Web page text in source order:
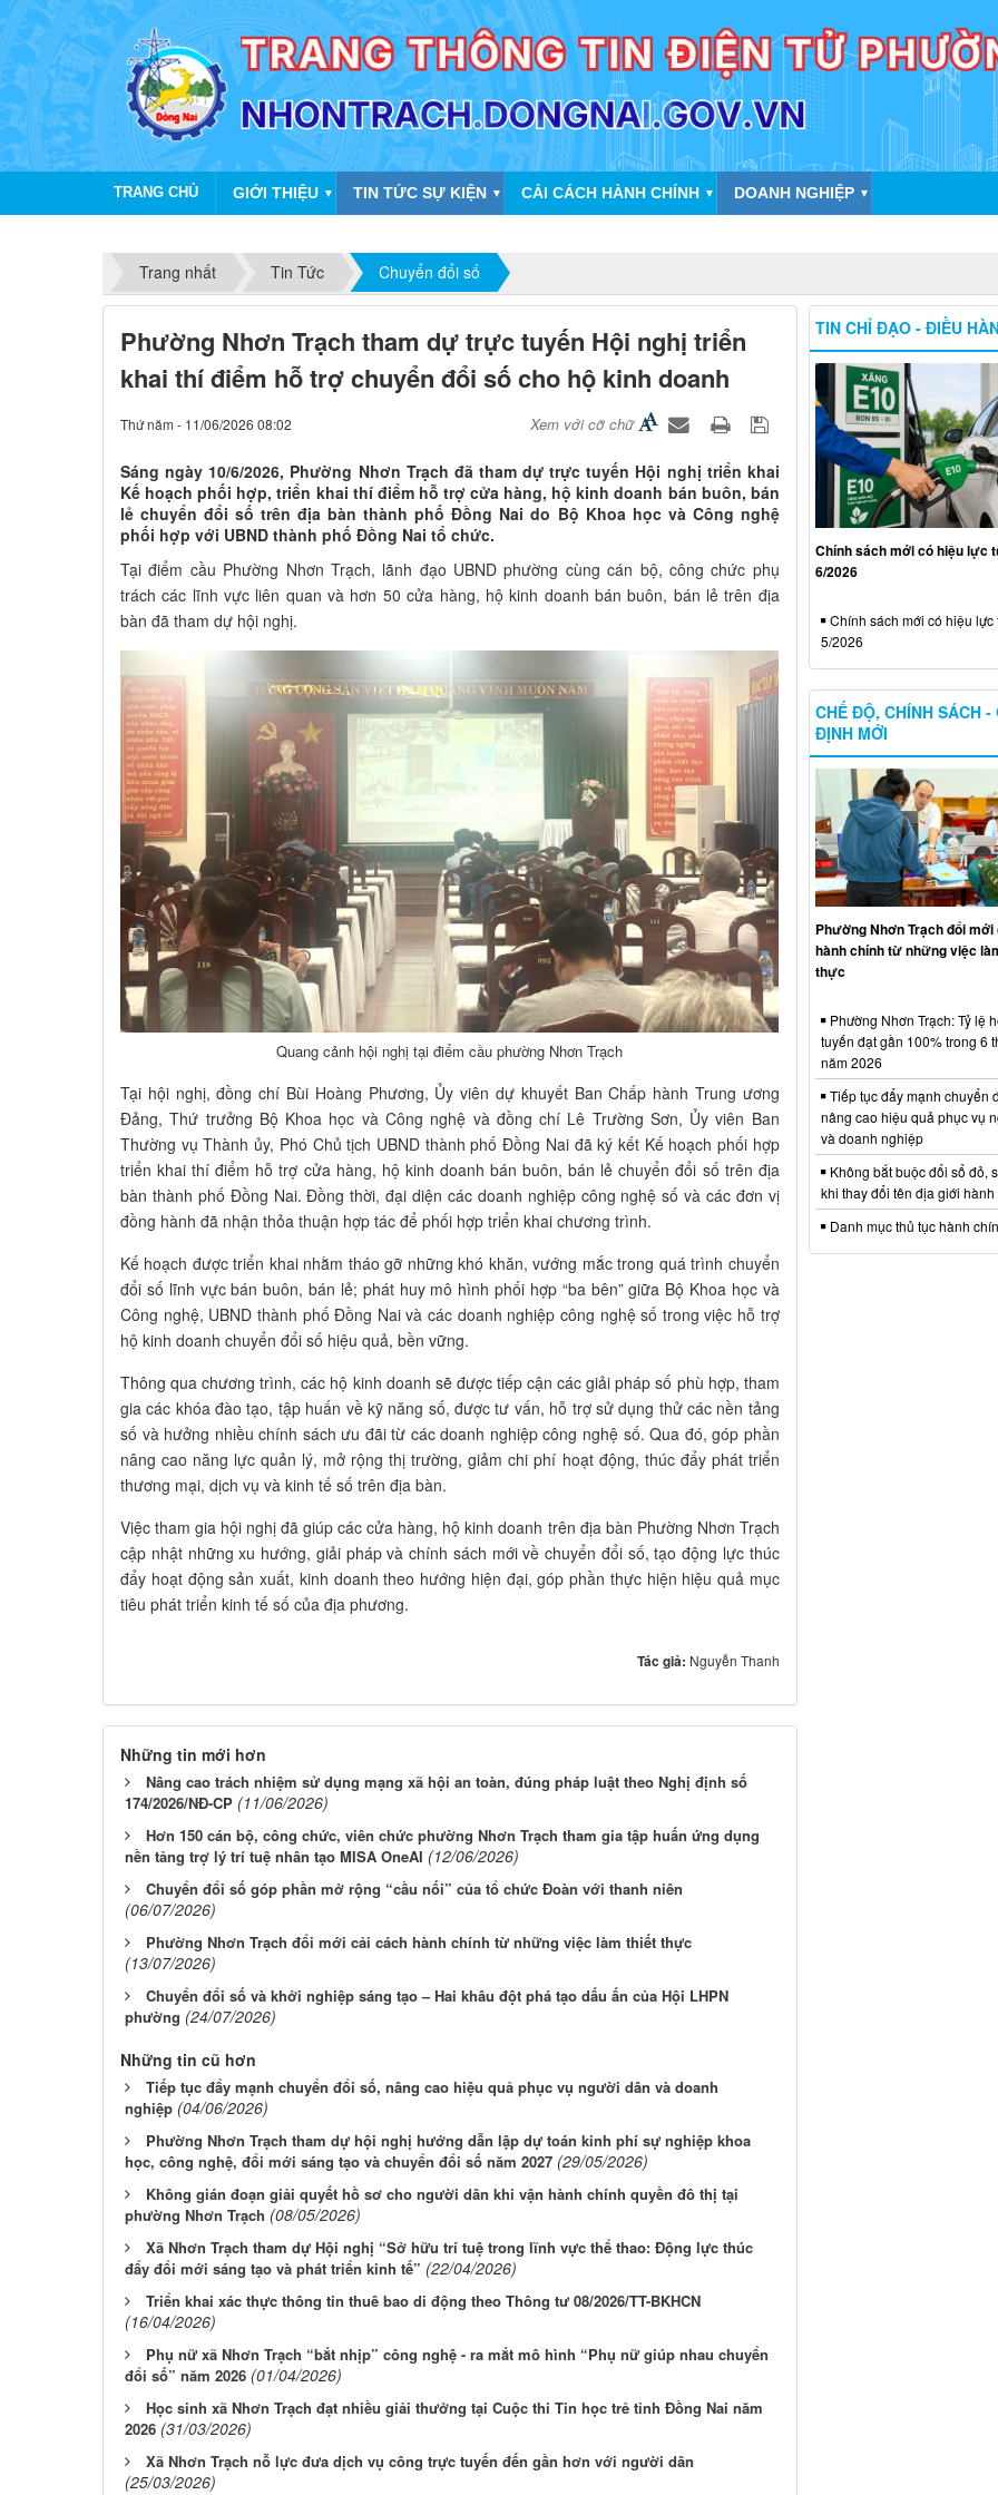
TRANG CHỦ GIỚI THIỆU ▼ TIN TỨC SỰ KIỆN ▼ CẢI CÁCH HÀNH CHÍNH ▼ DOANH NGHIỆP ▼
Trang nhất Tin Tức Chuyển đổi số
Phường Nhơn Trạch tham dự trực tuyến Hội nghị triển
khai thí điểm hỗ trợ chuyển đổi số cho hộ kinh doanh
Thứ năm - 11/06/2026 08:02 Xem với cỡ chữ
Sáng ngày 10/6/2026, Phường Nhơn Trạch đã tham dự trực tuyến Hội nghị triển khai
Kế hoạch phối hợp, triển khai thí điểm hỗ trợ cửa hàng, hộ kinh doanh bán buôn, bán
lẻ chuyển đổi số trên địa bàn thành phố Đồng Nai do Bộ Khoa học và Công nghệ
phối hợp với UBND thành phố Đồng Nai tổ chức.
Tại điểm cầu Phường Nhơn Trạch, lãnh đạo UBND phường cùng cán bộ, công chức phụ
trách các lĩnh vực liên quan và hơn 50 cửa hàng, hộ kinh doanh bán buôn, bán lẻ trên địa
bàn đã tham dự hội nghị.
Quang cảnh hội nghị tại điểm cầu phường Nhơn Trạch
Tại hội nghị, đồng chí Bùi Hoàng Phương, Ủy viên dự khuyết Ban Chấp hành Trung ương
Đảng, Thứ trưởng Bộ Khoa học và Công nghệ và đồng chí Lê Trường Sơn, Ủy viên Ban
Thường vụ Thành ủy, Phó Chủ tịch UBND thành phố Đồng Nai đã ký kết Kế hoạch phối hợp
triển khai thí điểm hỗ trợ cửa hàng, hộ kinh doanh bán buôn, bán lẻ chuyển đổi số trên địa
bàn thành phố Đồng Nai. Đồng thời, đại diện các doanh nghiệp công nghệ số và các đơn vị
đồng hành đã nhận thỏa thuận hợp tác để phối hợp triển khai chương trình.
Kế hoạch được triển khai nhằm tháo gỡ những khó khăn, vướng mắc trong quá trình chuyển
đổi số lĩnh vực bán buôn, bán lẻ; phát huy mô hình phối hợp “ba bên” giữa Bộ Khoa học và
Công nghệ, UBND thành phố Đồng Nai và các doanh nghiệp công nghệ số trong việc hỗ trợ
hộ kinh doanh chuyển đổi số hiệu quả, bền vững.
Thông qua chương trình, các hộ kinh doanh sẽ được tiếp cận các giải pháp số phù hợp, tham
gia các khóa đào tạo, tập huấn về kỹ năng số, được tư vấn, hỗ trợ sử dụng thử các nền tảng
số và hưởng nhiều chính sách ưu đãi từ các doanh nghiệp công nghệ số. Qua đó, góp phần
nâng cao năng lực quản lý, mở rộng thị trường, giảm chi phí hoạt động, thúc đẩy phát triển
thương mại, dịch vụ và kinh tế số trên địa bàn.
Việc tham gia hội nghị đã giúp các cửa hàng, hộ kinh doanh trên địa bàn Phường Nhơn Trạch
cập nhật những xu hướng, giải pháp và chính sách mới về chuyển đổi số, tạo động lực thúc
đẩy hoạt động sản xuất, kinh doanh theo hướng hiện đại, góp phần thực hiện hiệu quả mục
tiêu phát triển kinh tế số của địa phương.
Tác giả: Nguyễn Thanh
Những tin mới hơn
Nâng cao trách nhiệm sử dụng mạng xã hội an toàn, đúng pháp luật theo Nghị định số
174/2026/NĐ-CP (11/06/2026)
Hơn 150 cán bộ, công chức, viên chức phường Nhơn Trạch tham gia tập huấn ứng dụng
nền tảng trợ lý trí tuệ nhân tạo MISA OneAI (12/06/2026)
Chuyển đổi số góp phần mở rộng “cầu nối” của tổ chức Đoàn với thanh niên
(06/07/2026)
Phường Nhơn Trạch đổi mới cải cách hành chính từ những việc làm thiết thực
(13/07/2026)
Chuyển đổi số và khởi nghiệp sáng tạo – Hai khâu đột phá tạo dấu ấn của Hội LHPN
phường (24/07/2026)
Những tin cũ hơn
Tiếp tục đẩy mạnh chuyển đổi số, nâng cao hiệu quả phục vụ người dân và doanh
nghiệp (04/06/2026)
Phường Nhơn Trạch tham dự hội nghị hướng dẫn lập dự toán kinh phí sự nghiệp khoa
học, công nghệ, đổi mới sáng tạo và chuyển đổi số năm 2027 (29/05/2026)
Không gián đoạn giải quyết hồ sơ cho người dân khi vận hành chính quyền đô thị tại
phường Nhơn Trạch (08/05/2026)
Xã Nhơn Trạch tham dự Hội nghị “Sở hữu trí tuệ trong lĩnh vực thể thao: Động lực thúc
đẩy đổi mới sáng tạo và phát triển kinh tế” (22/04/2026)
Triển khai xác thực thông tin thuê bao di động theo Thông tư 08/2026/TT-BKHCN
(16/04/2026)
Phụ nữ xã Nhơn Trạch “bắt nhịp” công nghệ - ra mắt mô hình “Phụ nữ giúp nhau chuyển
đổi số” năm 2026 (01/04/2026)
Học sinh xã Nhơn Trạch đạt nhiều giải thưởng tại Cuộc thi Tin học trẻ tỉnh Đồng Nai năm
2026 (31/03/2026)
Xã Nhơn Trạch nỗ lực đưa dịch vụ công trực tuyến đến gần hơn với người dân
(25/03/2026)
TIN CHỈ ĐẠO - ĐIỀU
Chính sách mới có hiệu lực
6/2026
Chính sách mới có hiệu lực
5/2026
CHẾ ĐỘ, CHÍNH SÁCH -
ĐỊNH MỚI
Phường Nhơn Trạch đổi
hành chính từ những việc
thực
Phường Nhơn Trạch: Tỷ lệ
tuyến đạt gần 100% trong 6
năm 2026
Tiếp tục đẩy mạnh chuyển
nâng cao hiệu quả phục vụ
và doanh nghiệp
Không bắt buộc đổi sổ đỏ,
khi thay đổi tên địa giới hành
Danh mục thủ tục hành